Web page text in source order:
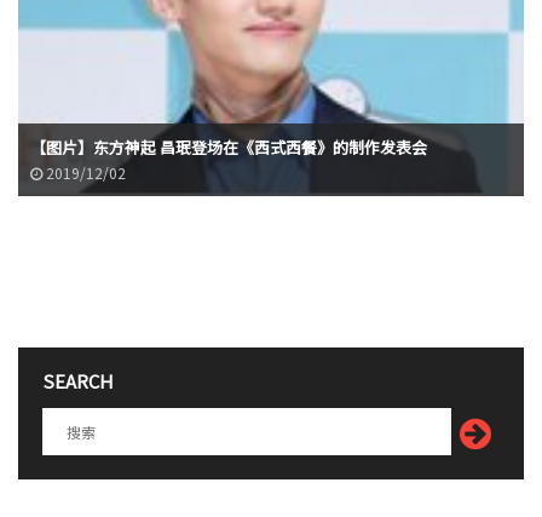
【图片】东方神起 昌珉登场在《西式西餐》的制作发表会
2019/12/02
SEARCH